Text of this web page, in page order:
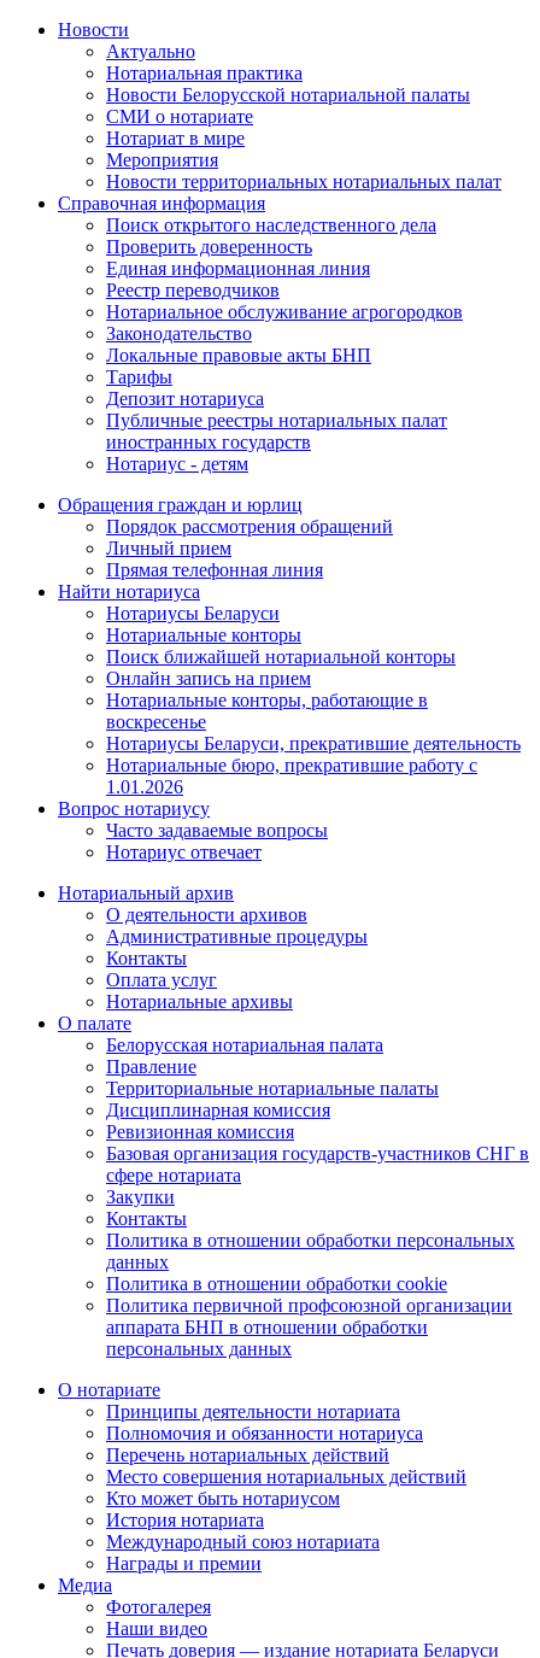
Новости
Актуально
Нотариальная практика
Новости Белорусской нотариальной палаты
СМИ о нотариате
Нотариат в мире
Мероприятия
Новости территориальных нотариальных палат
Справочная информация
Поиск открытого наследственного дела
Проверить доверенность
Единая информационная линия
Реестр переводчиков
Нотариальное обслуживание агрогородков
Законодательство
Локальные правовые акты БНП
Тарифы
Депозит нотариуса
Публичные реестры нотариальных палат
иностранных государств
Нотариус - детям
Обращения граждан и юрлиц
Порядок рассмотрения обращений
Личный прием
Прямая телефонная линия
Найти нотариуса
Нотариусы Беларуси
Нотариальные конторы
Поиск ближайшей нотариальной конторы
Онлайн запись на прием
Нотариальные конторы, работающие в
воскресенье
Нотариусы Беларуси, прекратившие деятельность
Нотариальные бюро, прекратившие работу с
1.01.2026
Вопрос нотариусу
Часто задаваемые вопросы
Нотариус отвечает
Нотариальный архив
О деятельности архивов
Административные процедуры
Контакты
Оплата услуг
Нотариальные архивы
О палате
Белорусская нотариальная палата
Правление
Территориальные нотариальные палаты
Дисциплинарная комиссия
Ревизионная комиссия
Базовая организация государств-участников СНГ в
сфере нотариата
Закупки
Контакты
Политика в отношении обработки персональных
данных
Политика в отношении обработки cookie
Политика первичной профсоюзной организации
аппарата БНП в отношении обработки
персональных данных
О нотариате
Принципы деятельности нотариата
Полномочия и обязанности нотариуса
Перечень нотариальных действий
Место совершения нотариальных действий
Кто может быть нотариусом
История нотариата
Международный союз нотариата
Награды и премии
Медиа
Фотогалерея
Наши видео
Печать доверия — издание нотариата Беларуси